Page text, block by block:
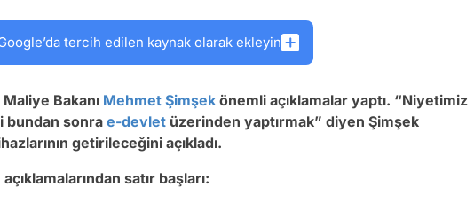
tercih edilen kaynak olarak ekleyin
Bakanı Mehmet Şimşek önemli açıklamalar yaptı. “Niyetimiz
bundan sonra e-devlet üzerinden yaptırmak” diyen Şimşek
getirileceğini açıkladı.
satır başları: